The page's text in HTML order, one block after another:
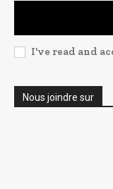
I've read and
Nous joindre sur